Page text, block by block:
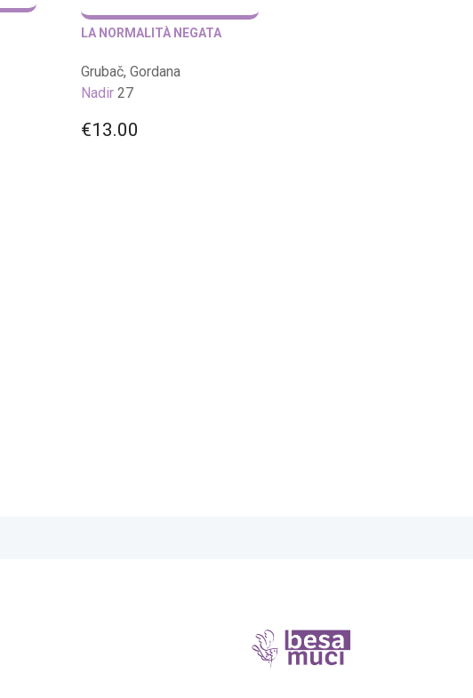
LA NORMALITÀ NEGATA
Grubač, Gordana
Nadir27
€13.00